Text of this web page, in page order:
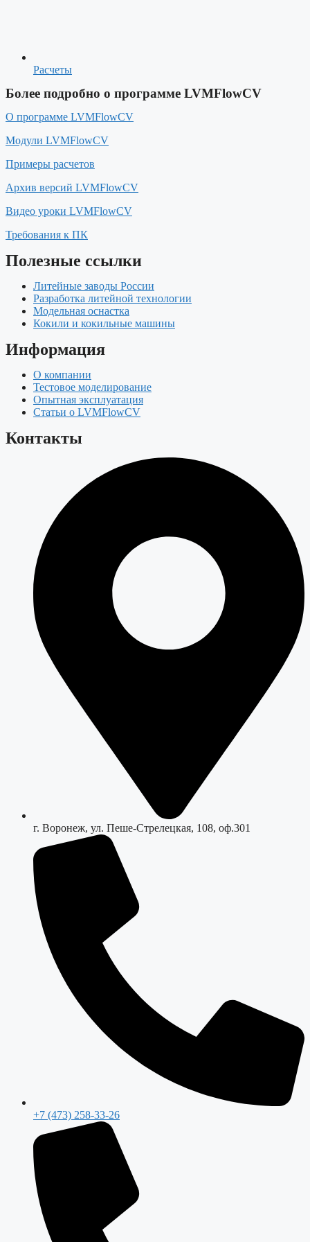
Расчеты
Более подробно о программе LVMFlowCV
О программе LVMFlowCV
Модули LVMFlowCV
Примеры расчетов
Архив версий LVMFlowCV
Видео уроки LVMFlowCV
Требования к ПК
Полезные ссылки
Литейные заводы России
Разработка литейной технологии
Модельная оснастка
Кокили и кокильные машины
Информация
О компании
Тестовое моделирование
Опытная эксплуатация
Статьи о LVMFlowCV
Контакты
г. Воронеж, ул. Пеше-Стрелецкая, 108, оф.301
+7 (473) 258-33-26